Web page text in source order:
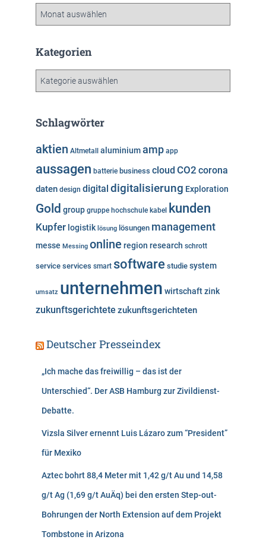
h
Kategorien
g
r
i
n
Schlagwörter
aktien Altmetall aluminiumamp app
aussagen batterie business cloud CO2 corona
daten design digital digitalisierung Exploration
Gold group gruppe hochschule kabel kunden
Kupfer logistik lösung lösungen management
messe Messing online region research schrott
service services smart software studie system
umsatz unternehmen wirtschaftzink
zukunftsgerichtete zukunftsgerichteten
Deutscher Presseindex
„Ich mache das freiwillig – das ist der
Unterschied“. Der ASB Hamburg zur Zivildienst-
Debatte.
Vizsla Silver ernennt Luis Lázaro zum “President”
für Mexiko
Aztec bohrt 88,4 Meter mit 1,42 g/t Au und 14,58
g/t Ag (1,69 g/t AuÄq) bei den ersten Step-out-
Bohrungen der North Extension auf dem Projekt
Tombstone in Arizona